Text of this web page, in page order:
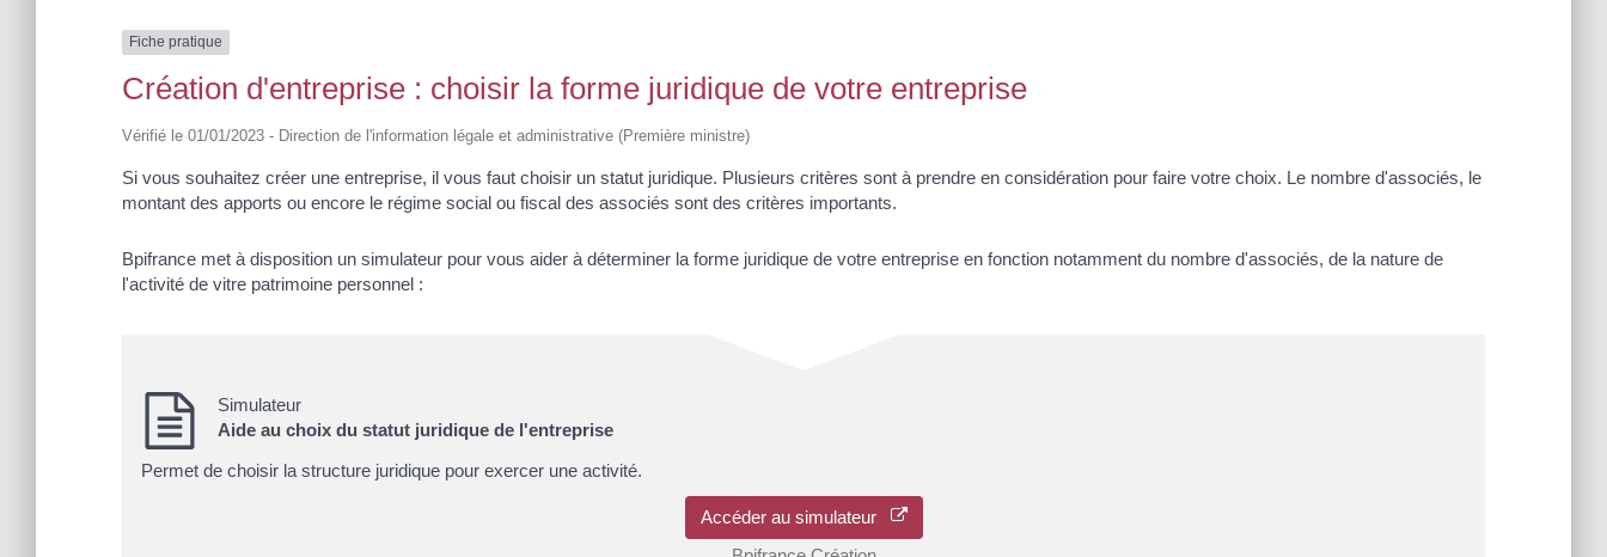
Fiche pratique
Création d'entreprise : choisir la forme juridique de votre entreprise
Vérifié le 01/01/2023 - Direction de l'information légale et administrative (Première ministre)
Si vous souhaitez créer une entreprise, il vous faut choisir un statut juridique. Plusieurs critères sont à prendre en considération pour faire votre choix. Le nombre d'associés, le
montant des apports ou encore le régime social ou fiscal des associés sont des critères importants.
Bpifrance met à disposition un simulateur pour vous aider à déterminer la forme juridique de votre entreprise en fonction notamment du nombre d'associés, de la nature de
l'activité de vitre patrimoine personnel :
Simulateur
Aide au choix du statut juridique de l'entreprise
Permet de choisir la structure juridique pour exercer une activité.
Accéder au simulateur